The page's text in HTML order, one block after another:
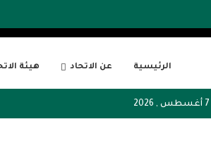
الرئيسية عن الاتحاد هيئة